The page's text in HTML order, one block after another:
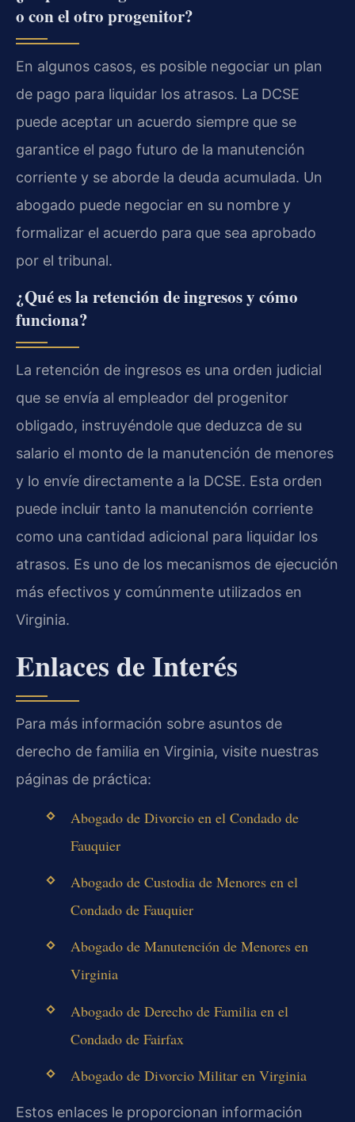
o con el otro progenitor?
En algunos casos, es posible negociar un plan
de pago para liquidar los atrasos. La DCSE
puede aceptar un acuerdo siempre que se
garantice el pago futuro de la manutención
corriente y se aborde la deuda acumulada. Un
abogado puede negociar en su nombre y
formalizar el acuerdo para que sea aprobado
por el tribunal.
¿Qué es la retención de ingresos y cómo
funciona?
La retención de ingresos es una orden judicial
que se envía al empleador del progenitor
obligado, instruyéndole que deduzca de su
salario el monto de la manutención de menores
y lo envíe directamente a la DCSE. Esta orden
puede incluir tanto la manutención corriente
como una cantidad adicional para liquidar los
atrasos. Es uno de los mecanismos de ejecución
más efectivos y comúnmente utilizados en
Virginia.
Enlaces de Interés
Para más información sobre asuntos de
derecho de familia en Virginia, visite nuestras
páginas de práctica:
Abogado de Divorcio en el Condado de
Fauquier
Abogado de Custodia de Menores en el
Condado de Fauquier
Abogado de Manutención de Menores en
Virginia
Abogado de Derecho de Familia en el
Condado de Fairfax
Abogado de Divorcio Militar en Virginia
Estos enlaces le proporcionan información